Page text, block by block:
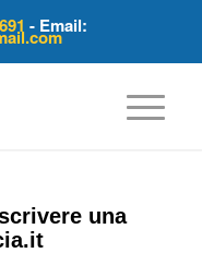
- Email:
una